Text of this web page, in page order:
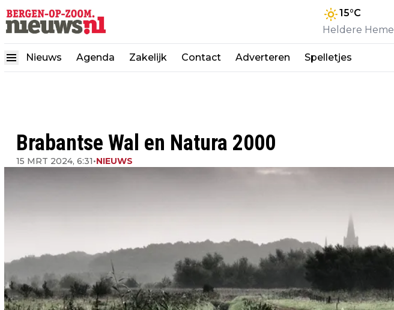
15°C
Heldere Hemel
Nieuws Agenda Zakelijk Contact Adverteren Spelletjes
Brabantse Wal en Natura 2000
15 MRT 2024, 6:31•NIEUWS